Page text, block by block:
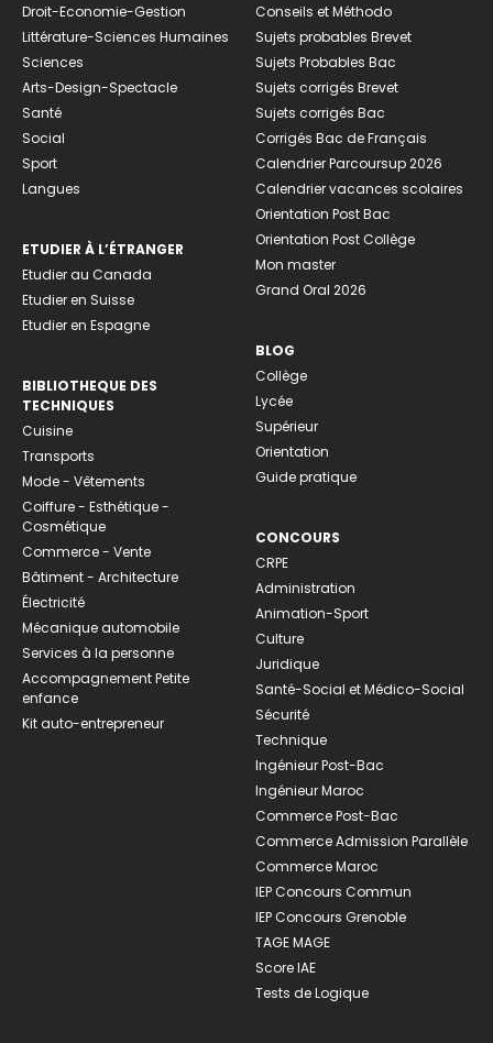
Droit-Economie-Gestion
Littérature-Sciences Humaines
Sciences
Arts-Design-Spectacle
Santé
Social
Sport
Langues
ETUDIER À L’ÉTRANGER
Etudier au Canada
Etudier en Suisse
Etudier en Espagne
BIBLIOTHEQUE DES
TECHNIQUES
Cuisine
Transports
Mode - Vêtements
Coiffure - Esthétique -
Cosmétique
Commerce - Vente
Bâtiment - Architecture
Électricité
Mécanique automobile
Services à la personne
Accompagnement Petite
enfance
Kit auto-entrepreneur
Conseils et Méthodo
Sujets probables Brevet
Sujets Probables Bac
Sujets corrigés Brevet
Sujets corrigés Bac
Corrigés Bac de Français
Calendrier Parcoursup 2026
Calendrier vacances scolaires
Orientation Post Bac
Orientation Post Collège
Mon master
Grand Oral 2026
BLOG
Collège
Lycée
Supérieur
Orientation
Guide pratique
CONCOURS
CRPE
Administration
Animation-Sport
Culture
Juridique
Santé-Social et Médico-Social
Sécurité
Technique
Ingénieur Post-Bac
Ingénieur Maroc
Commerce Post-Bac
Commerce Admission Parallèle
Commerce Maroc
IEP Concours Commun
IEP Concours Grenoble
TAGE MAGE
Score IAE
Tests de Logique